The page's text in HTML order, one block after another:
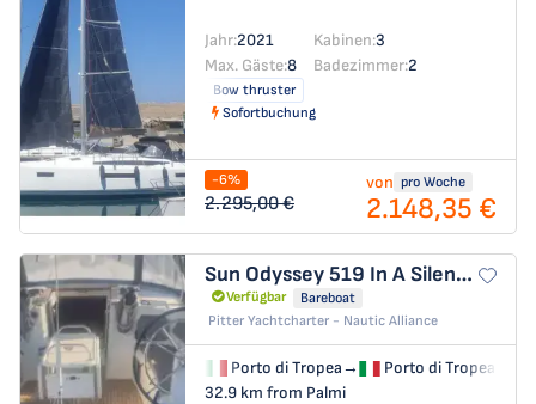
Jahr:2021 Kabinen:3
Max. Gäste:8 Badezimmer:2
Bow thruster
Sofortbuchung
-6%
2.295,00 €
von pro Woche
2.148,35 €
Sun Odyssey 519 In A Silent Way
Verfügbar
Bareboat
Pitter Yachtcharter - Nautic Alliance
Porto di Tropea→
Porto di Tropea
32.9 km from Palmi